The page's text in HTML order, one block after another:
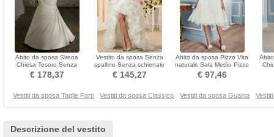
Abito da sposa Sirena
Chiesa Tesoro Senza
maniche Taglia grossa
€ 178,37
Vestito da sposa Senza
spalline Senza schienale
Asimmetrico Vita naturale
€ 145,27
Abito da sposa Pizzo Vita
naturale Sala Medio Pizzo
Senza maniche
€ 97,46
Vestiti da sposa Taglie Forti Vestiti da sposa Classico Vestiti da sposa Guaina
Descrizione del vestito